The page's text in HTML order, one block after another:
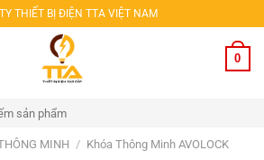
THIẾT BỊ ĐIỆN TTA VIỆT NAM
0
MINH / Khóa Thông Minh AVOLOCK